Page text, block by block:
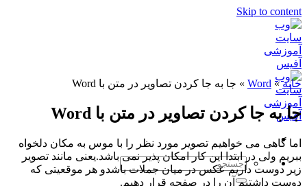
Skip to content
خانه»
Word
» جا به جا کردن تصاویر در متن با Word
جا به جا کردن تصاویر در متن با Word
اما گاهی می خواهیم تصویر مورد نظر را با موس به مکان دلخواه
ببریم ولی در ابتدا این کار امکان پذیر نمی باشد.یعنی مانند تصویر
زیر دوست داریم عکس در میان جملات باشدو هر موقعیتی که
دوست داشتیم آن را در صفحه قرار دهیم.